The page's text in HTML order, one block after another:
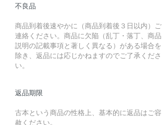
不良品
商品到着後速やかに（商品到着後３日以内）ご
連絡ください。商品に欠陥（乱丁・落丁、商品
説明の記載事項と著しく異なる）がある場合を
除き、返品には応じかねますのでご了承くださ
い。
返品期限
古本という商品の性格上、基本的に返品はご容
赦ください。